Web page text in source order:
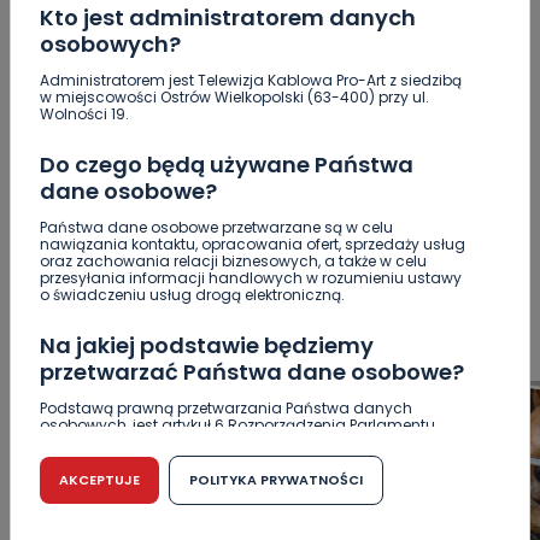
Kto jest administratorem danych
osobowych?
Administratorem jest Telewizja Kablowa Pro-Art z siedzibą
w miejscowości Ostrów Wielkopolski (63-400) przy ul.
Wolności 19.
Do czego będą używane Państwa
dane osobowe?
Państwa dane osobowe przetwarzane są w celu
nawiązania kontaktu, opracowania ofert, sprzedaży usług
oraz zachowania relacji biznesowych, a także w celu
przesyłania informacji handlowych w rozumieniu ustawy
o świadczeniu usług drogą elektroniczną.
Na jakiej podstawie będziemy
przetwarzać Państwa dane osobowe?
Podstawą prawną przetwarzania Państwa danych
osobowych, jest artykuł 6 Rozporządzenia Parlamentu
r. w sprawie ochrony osób fizycznych w związku z
przetwarzaniem danych osobowych w sprawie
swobodnego przepływu takich danych oraz uchylenia
dyrektywy 95/46/WE (RODO).
AKCEPTUJE POLITYKA PRYWATNOŚCI
POPULARNE
WSZYSTKIE BEZPIECZEŃSTWO
CIEKAWOSTKI
EDUKACJA
GOSPODARKA I FINANSE
KORONAWIRUS
KULTURA I ROZRYWKA LUDZIE
SYGNALE
OPINIE POLITYKA RELIGIA
SAMORZĄD
ŚRODOWISKO
WASZE INFO
WSZYSTKICH ŚWIĘTYCH